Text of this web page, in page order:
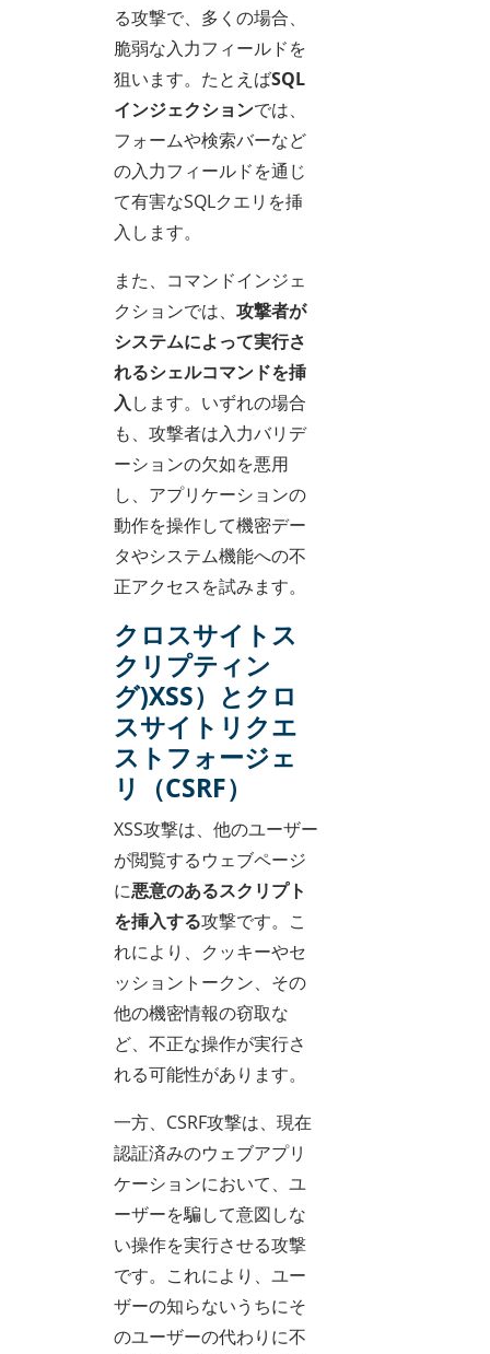
る攻撃で、多くの場合、
脆弱な入力フィールドを
狙います。たとえばSQL
インジェクションでは、
フォームや検索バーなど
の入力フィールドを通じ
て有害なSQLクエリを挿
入します。
また、コマンドインジェ
クションでは、 攻撃者が
システムによって実行さ
れるシェルコマンドを挿
入します。いずれの場合
も、攻撃者は入力バリデ
ーションの欠如を悪用
し、アプリケーションの
動作を操作して機密デー
タやシステム機能への不
正アクセスを試みます。
クロスサイトス
クリプティン
グ)XSS）とクロ
スサイトリクエ
ストフォージェ
リ（CSRF）
XSS攻撃は、他のユーザー
が閲覧するウェブページ
に悪意のあるスクリプト
を挿入する攻撃です。こ
れにより、クッキーやセ
ッショントークン、その
他の機密情報の窃取な
ど、不正な操作が実行さ
れる可能性があります。
一方、CSRF攻撃は、現在
認証済みのウェブアプリ
ケーションにおいて、ユ
ーザーを騙して意図しな
い操作を実行させる攻撃
です。これにより、ユー
ザーの知らないうちにそ
のユーザーの代わりに不